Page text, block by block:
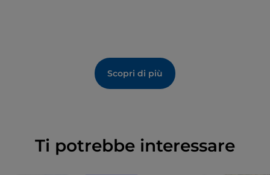
Scopri di più
Ti potrebbe interessare